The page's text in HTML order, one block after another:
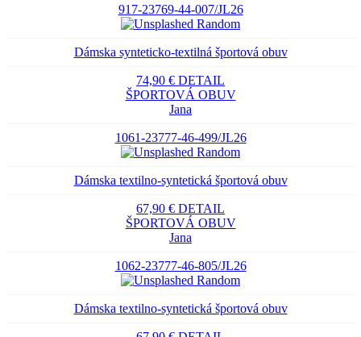
917-23769-44-007/JL26
Dámska synteticko-textilná športová obuv
74,90 € DETAIL
ŠPORTOVÁ OBUV
Jana
1061-23777-46-499/JL26
Dámska textilno-syntetická športová obuv
67,90 € DETAIL
ŠPORTOVÁ OBUV
Jana
1062-23777-46-805/JL26
Dámska textilno-syntetická športová obuv